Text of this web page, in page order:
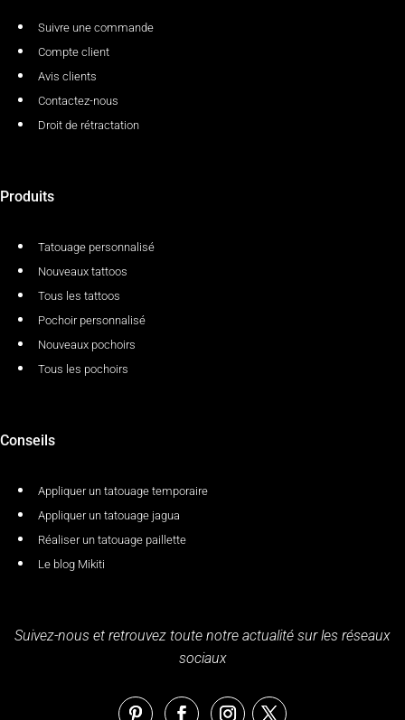
Suivre une commande
Compte client
Avis clients
Contactez-nous
Droit de rétractation
Produits
Tatouage personnalisé
Nouveaux tattoos
Tous les tattoos
Pochoir personnalisé
Nouveaux pochoirs
Tous les pochoirs
Conseils
Appliquer un tatouage temporaire
Appliquer un tatouage jagua
Réaliser un tatouage paillette
Le blog Mikiti
Suivez-nous et retrouvez toute notre actualité sur les réseaux
sociaux